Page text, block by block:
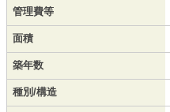
管理費等
面積
築年数
種別/構造